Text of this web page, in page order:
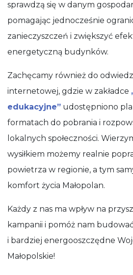
sprawdzą się w danym
pomagając jednocześnie
zanieczyszczeń i zwiększyć
energetyczną budynków.
Zachęcamy również do
internetowej, gdzie w zakładce
edukacyjne” udostępniono
formatach do pobrania i
lokalnych społeczności.
wysiłkiem możemy realnie
powietrza w regionie, a tym
komfort życia Małopolan.
Każdy z nas ma wpływ na
kampanii i pomóż nam
i bardziej energooszczędne
Małopolskie!